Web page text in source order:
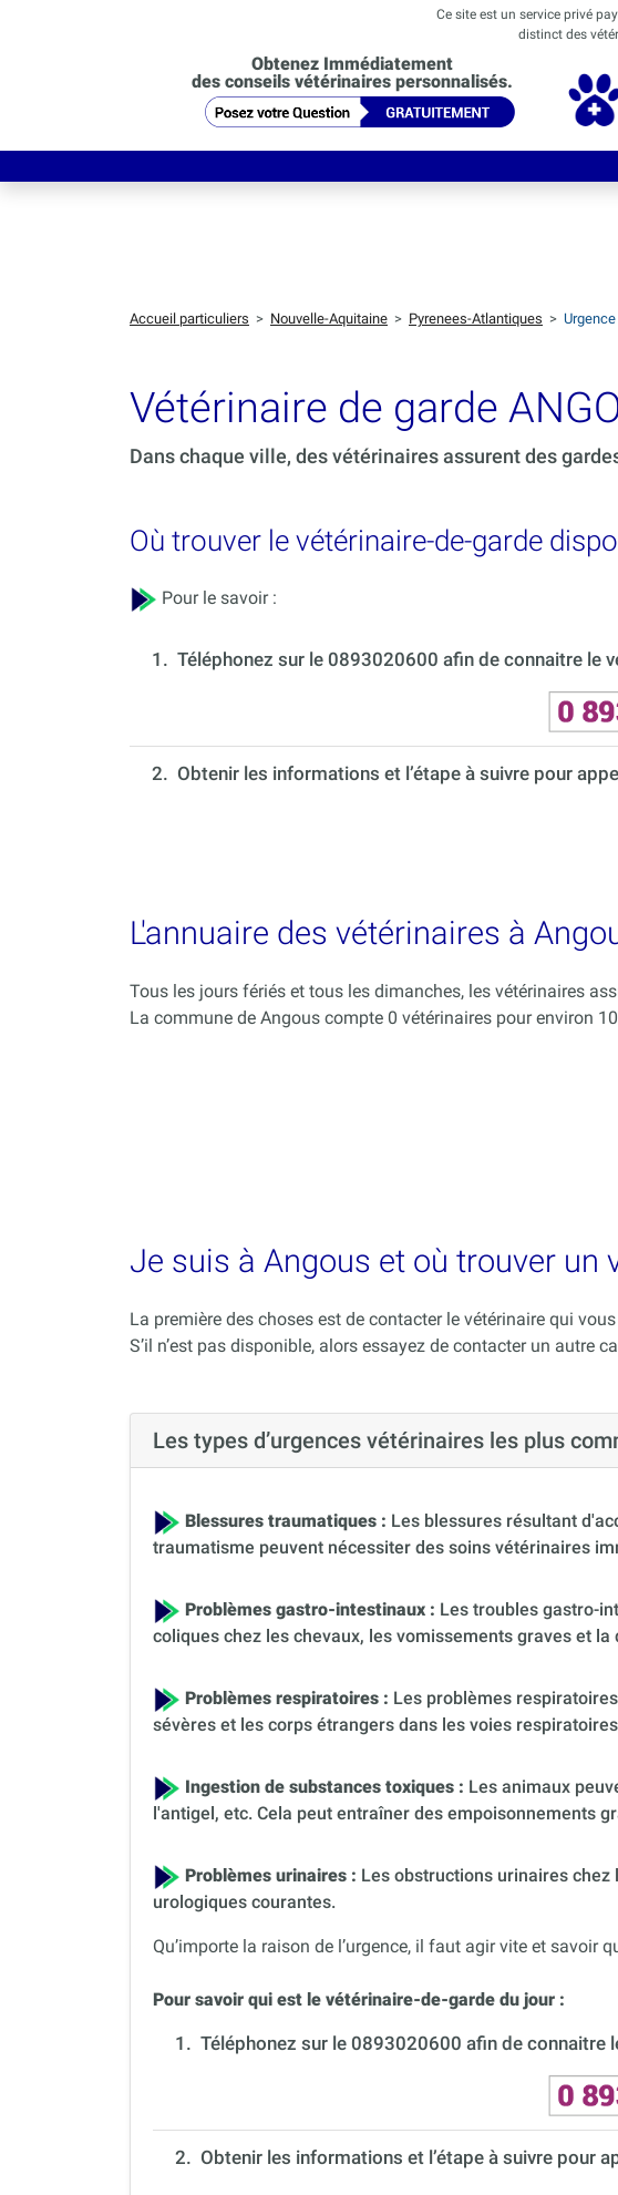
Ce site est un service privé
distinct des
Obtenez Immédiatement
des conseils vétérinaires personnalisés.
Accueil particuliers > Nouvelle-Aquitaine > Pyrenees-Atlantiques >
Vétérinaire de garde
Dans chaque ville, des vétérinaires assurent des
Où trouver le vétérinaire-de-garde
Pour le savoir :
1. Téléphonez sur le 0893020600 afin de connaitre le
2. Obtenir les informations et l’étape à suivre pour
L'annuaire des vétérinaires à
Tous les jours fériés et tous les dimanches, les vétérinaires
La commune de Angous compte 0 vétérinaires pour environ
Je suis à Angous et où trouver un
La première des choses est de contacter le vétérinaire qui
S’il n’est pas disponible, alors essayez de contacter un autre
Les types d’urgences vétérinaires les plus
Blessures traumatiques : Les blessures résultant
traumatisme peuvent nécessiter des soins vétérinaires
Problèmes gastro-intestinaux : Les troubles gastro-
coliques chez les chevaux, les vomissements graves et
Problèmes respiratoires : Les problèmes
sévères et les corps étrangers dans les voies
Ingestion de substances toxiques : Les animaux
l'antigel, etc. Cela peut entraîner des empoisonnements
Problèmes urinaires : Les obstructions urinaires
urologiques courantes.
Qu’importe la raison de l’urgence, il faut agir vite et savoir
Pour savoir qui est le vétérinaire-de-garde du jour :
1. Téléphonez sur le 0893020600 afin de connaitre
2. Obtenir les informations et l’étape à suivre pour